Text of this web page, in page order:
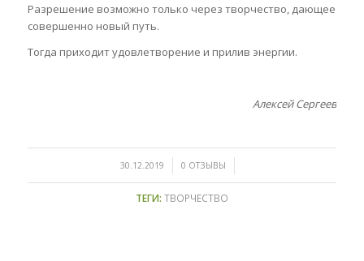
Разрешение возможно только через творчество, дающее
совершенно новый путь.
Тогда приходит удовлетворение и прилив энергии.
Алексей Сергеев
30.12.2019
/ 0 ОТЗЫВЫ
/
ТЕГИ: ТВОРЧЕСТВО